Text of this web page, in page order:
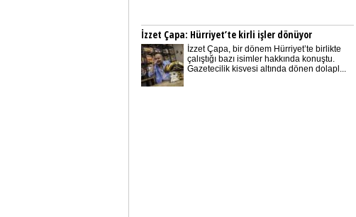
İzzet Çapa: Hürriyet’te kirli işler dönüyor
İzzet Çapa, bir dönem Hürriyet’te birlikte
çalıştığı bazı isimler hakkında konuştu.
Gazetecilik kisvesi altında dönen dolapl...